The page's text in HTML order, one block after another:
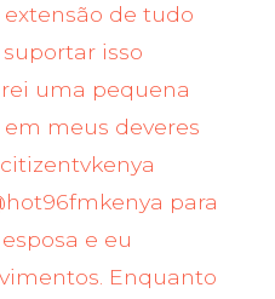
de tudo
isso
uma pequena
meus deveres
para
e eu
Enquanto